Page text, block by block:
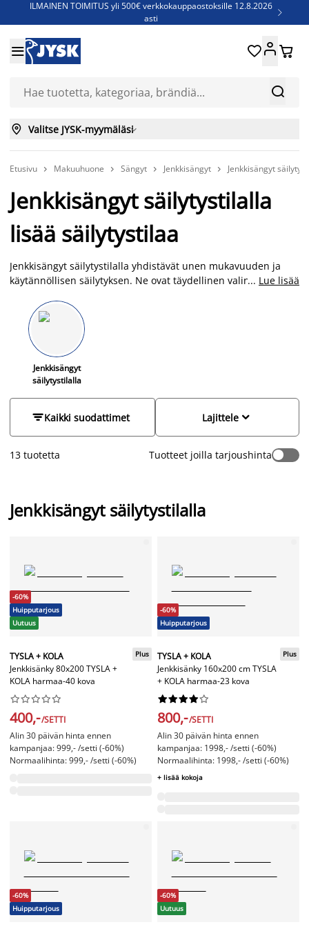
ILMAINEN TOIMITUS yli 500€ verkkokauppaostoksille 12.8.2026
asti

Jenkkisänkyjä - Säästä jopa 60%


 
 Valitse JYSK-myymäläsi
Etusivu  Makuuhuone  Sängyt  Jenkkisängyt  Jenkkisängyt
Jenkkisängyt säilytystilalla
lisää säilytystilaa
Jenkkisängyt säilytystilalla yhdistävät unen mukavuuden ja
käytännöllisen säilytyksen. Ne ovat täydellinen valinta, kun
Valikoimastamme löydät erikokoisia vaihtoehtoja, kuten
90x200 cm, 120x200 cm, 140x200 cm, 160x200 cm ja 180x200
cm, jotka sopivat niin pieniin kuin suuriin makuuhuoneisiin.
Näissä sängyissä säilytystilat ovat huomaamattomasti sängyn
rungossa, ja ne tarjoavat tilaa esimerkiksi vuodevaatteille tai
muille kodin tarvikkeille. Valitse laadukkaat ja kestävät
materiaalit, jotka tekevät makuuhuoneestasi kauniin ja
toimivan.
... Lue lisää
Jenkkisängyt
säilytystilalla
Kaikki suodattimet 
Lajittele
13 tuotetta Tuotteet joilla tarjoushinta
Jenkkisängyt säilytystilalla
-60%
Huipputarjous
Uutuus
TYSLA + KOLA
Jenkkisänky 80x200 TYSLA +
KOLA harmaa-40 kova
Plus






400,-/SETTI
Alin 30 päivän hinta ennen
kampanjaa: 999,- /setti (-60%)
Normaalihinta: 999,- /setti (-60%)
-60%
Huipputarjous
TYSLA + KOLA
Jenkkisänky 160x200 cm TYSLA
+ KOLA harmaa-23 kova
Plus






800,-/SETTI
Alin 30 päivän hinta ennen
kampanjaa: 1998,- /setti (-60%)
Normaalihinta: 1998,- /setti (-60%)
+ lisää kokoja
-60%
Huipputarjous
-60%
Uutuus